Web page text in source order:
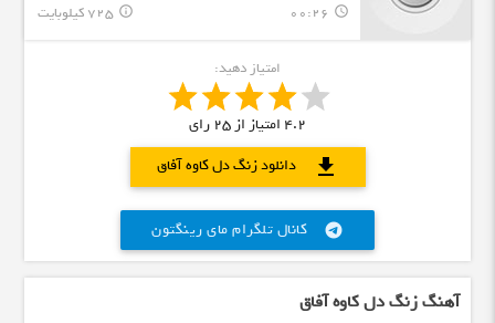
query_builder
00:26 725 کیلوبایت info_outline
امتیاز دهید:
4.2 امتیاز از25رای
دانلود زنگ دل کاوه آفاق
download
کانال تلگرام مای رینگتون telegram
آهنگ زنگ دل کاوه آفاق